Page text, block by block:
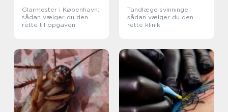
Glarmester i København:
sådan vælger du den
rette til opgaven
Tandlæge svinninge
sådan vælger du den
rette klinik